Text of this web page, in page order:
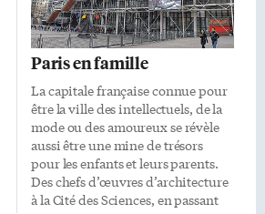
Paris en famille
La capitale française connue pour
être la ville des intellectuels, de la
mode ou des amoureux se révèle
aussi être une mine de trésors
pour les enfants et leurs parents.
Des chefs d’œuvres d’architecture
à la Cité des Sciences, en passant